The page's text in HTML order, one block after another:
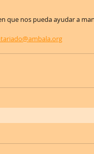
que nos pueda ayudar a